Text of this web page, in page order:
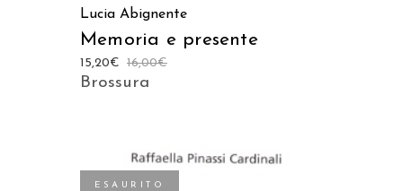
Lucia Abignente
Memoria e presente
16,00€
15,20€
Brossura
ESAURITO